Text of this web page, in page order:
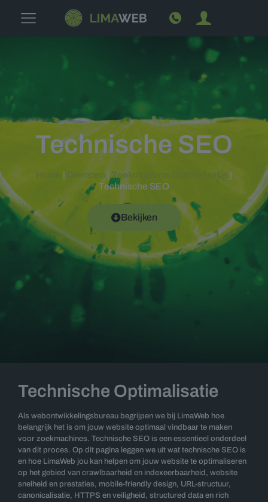
Technische SEO
Home | Diensten|Zoekmachine Optimalisatie |
Technische SEO
Bekijken
Technische Optimalisatie
Als webontwikkelingsbureau begrijpen we bij LimaWeb hoe
belangrijk het is om jouw website optimaal vindbaar te maken
voor zoekmachines. Technische SEO is een essentieel onderdeel
van dit proces. Op dit pagina leggen we uit wat technische SEO is
en hoe LimaWeb jou kan helpen om jouw website te optimaliseren
op het gebied van crawlbaarheid en indexeerbaarheid, website
snelheid en prestaties, mobile-friendly design, URL-structuur,
canonicalisatie, HTTPS en veiligheid, structured data en rich